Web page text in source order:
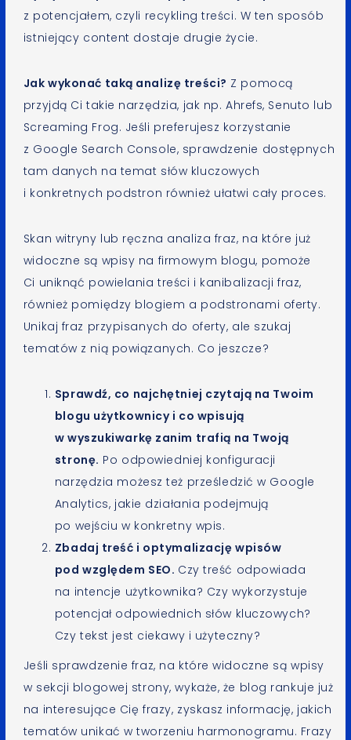
z potencjałem, czyli recykling treści. W ten sposób
istniejący content dostaje drugie życie.
Jak wykonać taką analizę treści? Z pomocą
przyjdą Ci takie narzędzia, jak np. Ahrefs, Senuto lub
Screaming Frog. Jeśli preferujesz korzystanie
z Google Search Console, sprawdzenie dostępnych
tam danych na temat słów kluczowych
i konkretnych podstron również ułatwi cały proces.
Skan witryny lub ręczna analiza fraz, na które już
widoczne są wpisy na firmowym blogu, pomoże
Ci uniknąć powielania treści i kanibalizacji fraz,
również pomiędzy blogiem a podstronami oferty.
Unikaj fraz przypisanych do oferty, ale szukaj
tematów z nią powiązanych. Co jeszcze?
Sprawdź, co najchętniej czytają na Twoim
blogu użytkownicy i co wpisują
w wyszukiwarkę zanim trafią na Twoją
stronę. Po odpowiedniej konfiguracji
narzędzia możesz też prześledzić w Google
Analytics, jakie działania podejmują
po wejściu w konkretny wpis.
Zbadaj treść i optymalizację wpisów
pod względem SEO. Czy treść odpowiada
na intencje użytkownika? Czy wykorzystuje
potencjał odpowiednich słów kluczowych?
Czy tekst jest ciekawy i użyteczny?
Jeśli sprawdzenie fraz, na które widoczne są wpisy
w sekcji blogowej strony, wykaże, że blog rankuje już
na interesujące Cię frazy, zyskasz informację, jakich
tematów unikać w tworzeniu harmonogramu. Frazy